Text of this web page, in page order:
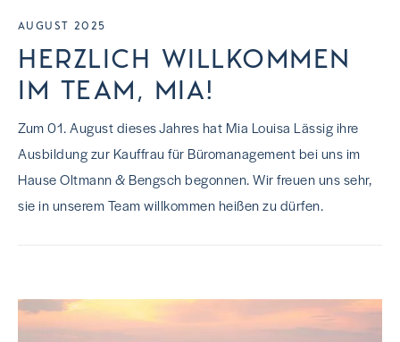
AUGUST 2025
HERZLICH WILLKOMMEN
IM TEAM, MIA!
Zum 01. August dieses Jahres hat Mia Louisa Lässig ihre
Ausbildung zur Kauffrau für Büromanagement bei uns im
Hause Oltmann & Bengsch begonnen. Wir freuen uns sehr,
sie in unserem Team willkommen heißen zu dürfen.